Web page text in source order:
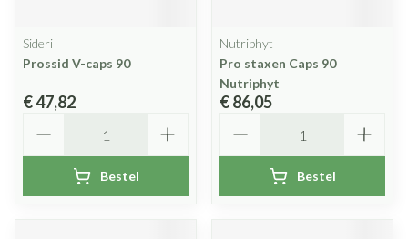
Sideri
Prossid V-caps 90
€ 47,82
Bestel
Nutriphyt
Pro staxen Caps 90
Nutriphyt
€ 86,05
Bestel